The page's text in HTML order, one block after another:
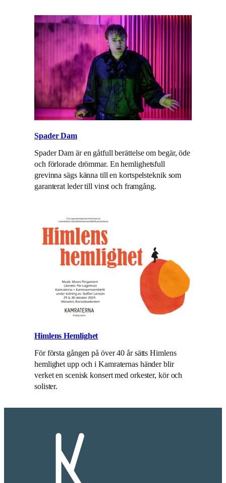
Spader Dam
Spader Dam är en gåtfull berättelse om begär, öde
och förlorade drömmar. En hemlighetsfull
grevinna sägs känna till en kortspelsteknik som
garanterat leder till vinst och framgång.
Himlens Hemlighet
För första gången på över 40 år sätts Himlens
hemlighet upp och i Kamraternas händer blir
verket en scenisk konsert med orkester, kör och
solister.